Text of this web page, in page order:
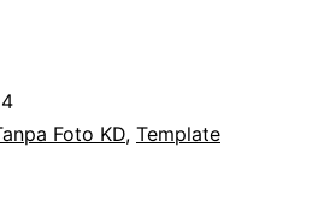
Foto KD, Template